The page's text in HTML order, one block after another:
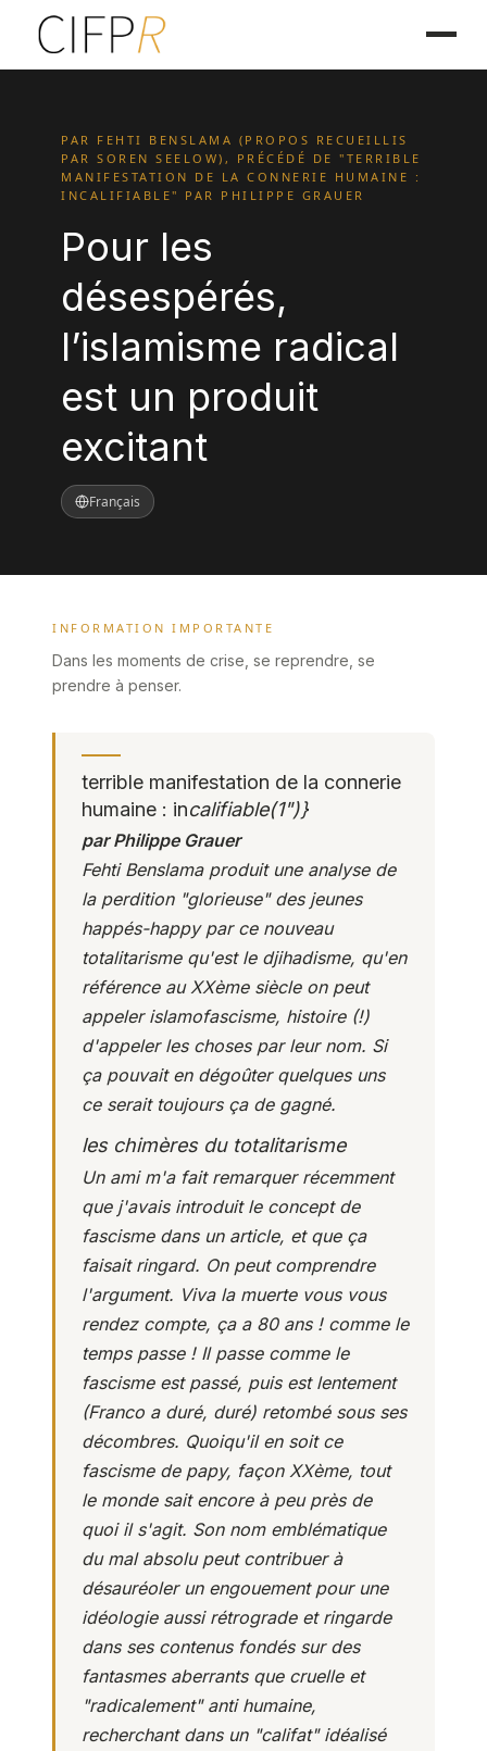
PAR FEHTI BENSLAMA (PROPOS RECUEILLIS
PAR SOREN SEELOW), PRÉCÉDÉ DE "TERRIBLE
MANIFESTATION DE LA CONNERIE HUMAINE :
INCALIFIABLE" PAR PHILIPPE GRAUER
Pour les
désespérés,
l’islamisme radical
est un produit
excitant
Français
INFORMATION IMPORTANTE
Dans les moments de crise, se reprendre, se
prendre à penser.
terrible manifestation de la connerie
humaine : incalifiable(1")}
par Philippe Grauer
Fehti Benslama produit une analyse de
la perdition "glorieuse" des jeunes
happés-happypar ce nouveau
totalitarisme qu'est le djihadisme, qu'en
référence au XXème siècle on peut
appeler islamofascisme, histoire (!)
d'appeler les choses par leur nom. Si
ça pouvait en dégoûter quelques uns
ce serait toujours ça de gagné.
les chimères du totalitarisme
Un ami m'a fait remarquer récemment
que j'avais introduit le concept de
fascisme dans un article, et que ça
faisait ringard. On peut comprendre
l'argument. Viva la muertevous vous
rendez compte, ça a 80 ans ! comme le
temps passe ! Il passe comme le
fascisme est passé, puis est lentement
(Franco a duré, duré) retombé sous ses
décombres. Quoiqu'il en soit ce
fascisme de papy, façon XXème, tout
le monde sait encore à peu près de
quoi il s'agit. Son nom emblématique
du mal absolu peut contribuer à
désauréoler un engouement pour une
idéologie aussi rétrograde et ringarde
dans ses contenus fondés sur des
fantasmes aberrants que cruelle et
"radicalement"anti humaine,
recherchant dans un "califat"idéalisé